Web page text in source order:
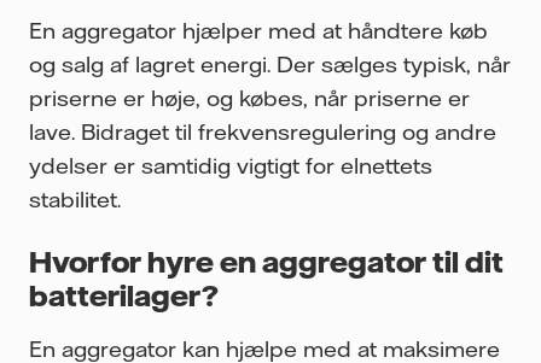
En aggregator hjælper med at håndtere køb
og salg af lagret energi. Der sælges typisk, når
priserne er høje, og købes, når priserne er
lave. Bidraget til frekvensregulering og andre
ydelser er samtidig vigtigt for elnettets
stabilitet.
Hvorfor hyre en aggregator til dit
batterilager?
En aggregator kan hjælpe med at maksimere